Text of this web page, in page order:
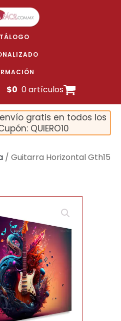
$0 0 artículos
gratis en todos los
QUIERO10
/ Guitarra Horizontal Gth15
🔍